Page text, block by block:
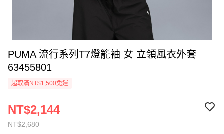
PUMA 流行系列T7燈籠袖 女 立領風衣外套
63455801
超取滿NT$1,500免運
NT$2,680
NT$2,144